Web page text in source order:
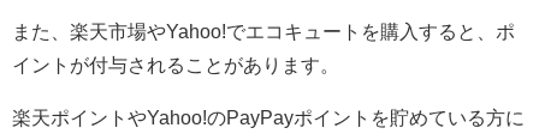
また、楽天市場やYahoo!でエコキュートを購入すると、ポ
イントが付与されることがあります。
楽天ポイントやYahoo!のPayPayポイントを貯めている方に